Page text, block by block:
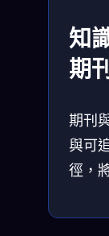
知
期
期刊
與可
徑，